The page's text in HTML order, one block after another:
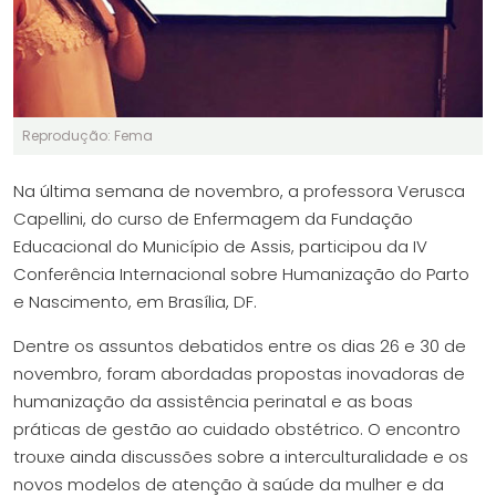
Reprodução: Fema
Na última semana de novembro, a professora Verusca
Capellini, do curso de Enfermagem da Fundação
Educacional do Município de Assis, participou da IV
Conferência Internacional sobre Humanização do Parto
e Nascimento, em Brasília, DF.
Dentre os assuntos debatidos entre os dias 26 e 30 de
novembro, foram abordadas propostas inovadoras de
humanização da assistência perinatal e as boas
práticas de gestão ao cuidado obstétrico. O encontro
trouxe ainda discussões sobre a interculturalidade e os
novos modelos de atenção à saúde da mulher e da